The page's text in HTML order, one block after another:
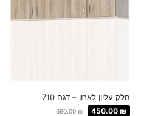
חלק עליון לארון – דגם 710
690.00₪ 450.00 ₪